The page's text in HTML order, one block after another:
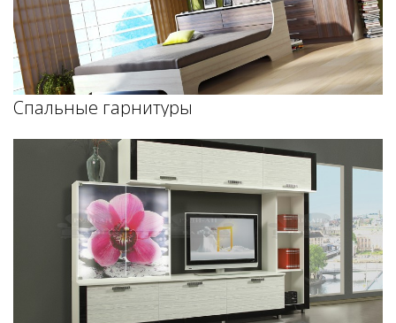
Спальные гарнитуры